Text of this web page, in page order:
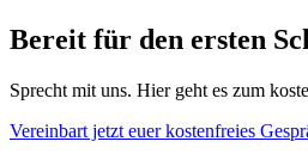
Bereit für den ersten
Sprecht mit uns. Hier geht es zum
Vereinbart jetzt euer kostenfreies